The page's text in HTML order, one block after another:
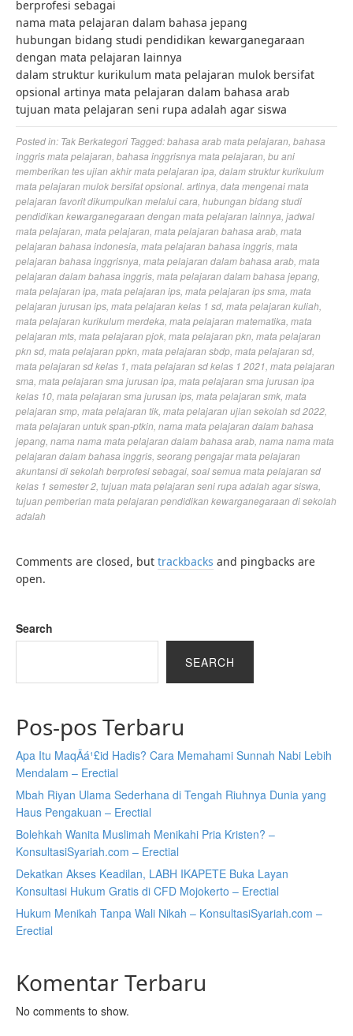
berprofesi sebagai
nama mata pelajaran dalam bahasa jepang
hubungan bidang studi pendidikan kewarganegaraan
dengan mata pelajaran lainnya
dalam struktur kurikulum mata pelajaran mulok bersifat
opsional artinya mata pelajaran dalam bahasa arab
tujuan mata pelajaran seni rupa adalah agar siswa
Posted in: Tak Berkategori Tagged:bahasa arab mata pelajaran bahasa
inggris mata pelajaran bahasa inggrisnya mata pelajaran bu ani
memberikan tes ujian akhir mata pelajaran ipa dalam struktur kurikulum
mata pelajaran mulok bersifat opsional. artinya data mengenai mata
pelajaran favorit dikumpulkan melalui cara hubungan bidang studi
pendidikan kewarganegaraan dengan mata pelajaran lainnya jadwal
mata pelajaran mata pelajaran mata pelajaran bahasa arab mata
pelajaran bahasa indonesia mata pelajaran bahasa inggris mata
pelajaran bahasa inggrisnya mata pelajaran dalam bahasa arab mata
pelajaran dalam bahasa inggris mata pelajaran dalam bahasa jepang
mata pelajaran ipa mata pelajaran ips mata pelajaran ips sma mata
pelajaran jurusan ips mata pelajaran kelas 1 sd mata pelajaran kuliah
mata pelajaran kurikulum merdeka mata pelajaran matematika mata
pelajaran mts mata pelajaran pjok mata pelajaran pkn mata pelajaran
pkn sd mata pelajaran ppkn mata pelajaran sbdp mata pelajaran sd
mata pelajaran sd kelas 1 mata pelajaran sd kelas 1 2021 mata pelajaran
sma mata pelajaran sma jurusan ipa mata pelajaran sma jurusan ipa
kelas 10 mata pelajaran sma jurusan ips mata pelajaran smk mata
pelajaran smp mata pelajaran tik mata pelajaran ujian sekolah sd 2022
mata pelajaran untuk span-ptkin nama mata pelajaran dalam bahasa
jepang nama nama mata pelajaran dalam bahasa arab nama nama mata
pelajaran dalam bahasa inggris seorang pengajar mata pelajaran
akuntansi di sekolah berprofesi sebagai soal semua mata pelajaran sd
kelas 1 semester 2 tujuan mata pelajaran seni rupa adalah agar siswa
tujuan pemberian mata pelajaran pendidikan kewarganegaraan di sekolah
adalah
Comments are closed, but trackbacks and pingbacks are
open.
Search
SEARCH
Pos-pos Terbaru
Apa Itu MaqÄá¹£id Hadis? Cara Memahami Sunnah Nabi Lebih
Mendalam – Erectial
Mbah Riyan Ulama Sederhana di Tengah Riuhnya Dunia yang
Haus Pengakuan – Erectial
Bolehkah Wanita Muslimah Menikahi Pria Kristen? –
KonsultasiSyariah.com – Erectial
Dekatkan Akses Keadilan, LABH IKAPETE Buka Layan
Konsultasi Hukum Gratis di CFD Mojokerto – Erectial
Hukum Menikah Tanpa Wali Nikah – KonsultasiSyariah.com –
Erectial
Komentar Terbaru
No comments to show.